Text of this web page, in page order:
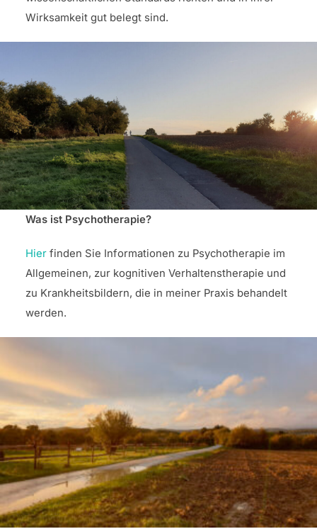
Wirksamkeit gut belegt sind.
Was ist Psychotherapie?
Hierfinden Sie Informationen zu Psychotherapie im
Allgemeinen, zur kognitiven Verhaltenstherapie und
zu Krankheitsbildern, die in meiner Praxis behandelt
werden.